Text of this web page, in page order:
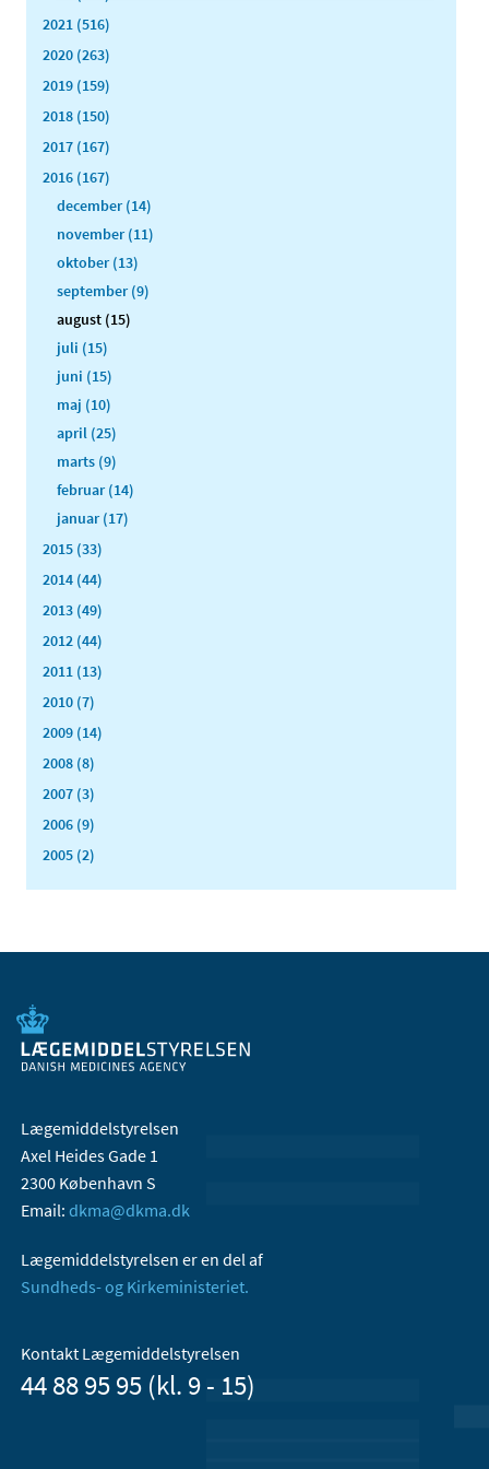
2021 (516)
2020 (263)
2019 (159)
2018 (150)
2017 (167)
2016 (167)
december (14)
november (11)
oktober (13)
september (9)
august (15)
juli (15)
juni (15)
maj (10)
april (25)
marts (9)
februar (14)
januar (17)
2015 (33)
2014 (44)
2013 (49)
2012 (44)
2011 (13)
2010 (7)
2009 (14)
2008 (8)
2007 (3)
2006 (9)
2005 (2)
Lægemiddelstyrelsen
Axel Heides Gade 1
2300 København S
Email: dkma@dkma.dk
Lægemiddelstyrelsen er en del af
Sundheds- og Kirkeministeriet.
Kontakt Lægemiddelstyrelsen
44 88 95 95 (kl. 9 - 15)